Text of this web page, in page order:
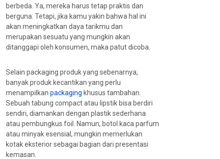
berbeda. Ya, mereka harus tetap praktis dan
berguna. Tetapi, jika kamu yakin bahwa hal ini
akan meningkatkan daya tarikmu dan
merupakan sesuatu yang mungkin akan
ditanggapi oleh konsumen, maka patut dicoba.
Selain packaging produk yang sebenarnya,
banyak produk kecantikan yang perlu
menampilkan packaging khusus tambahan.
Sebuah tabung compact atau lipstik bisa berdiri
sendiri, diamankan dengan plastik sederhana
atau pembungkus foil. Namun, botol kaca parfum
atau minyak esensial, mungkin memerlukan
kotak eksterior sebagai bagian dari presentasi
kemasan.